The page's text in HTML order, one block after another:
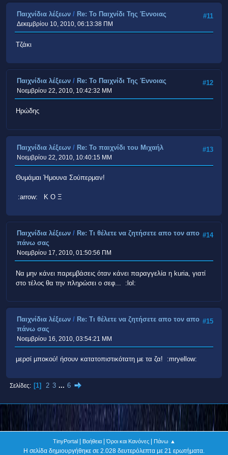
#11
Παιχνίδια λέξεων / Re: Το Παιχνίδι Της Έννοιας
Δεκεμβρίου 10, 2010, 06:13:38 ΠΜ
Τζάκι
#12
Παιχνίδια λέξεων / Re: Το Παιχνίδι Της Έννοιας
Νοεμβρίου 22, 2010, 10:42:32 ΜΜ
Ηρώδης
#13
Παιχνίδια λέξεων / Re: Το παιχνίδι του Μιχαήλ
Νοεμβρίου 22, 2010, 10:40:15 ΜΜ
Θυμάμαι Ήμουνα Σούπερμαν!
:arrow: Κ Ο Ξ
#14
Παιχνίδια λέξεων / Re: Τι θέλετε να ζητήσετε απο τον απο
πάνω σας
Νοεμβρίου 17, 2010, 01:50:56 ΠΜ
Να μην κάνει παρεμβάσεις όταν κάνει παραγγελία η kuria, γιατί
στο τέλος θα την πληρώσει ο σεφ... :lol:
#15
Παιχνίδια λέξεων / Re: Τι θέλετε να ζητήσετε απο τον απο
πάνω σας
Νοεμβρίου 16, 2010, 03:54:21 ΜΜ
μερσί μποκού! ήσουν κατατοπιστικότατη με τα ζα! :mryellow:
Σελίδες 1 2 3 ... 6
TinyPortal| Βοήθεια|Όροι και Κανόνες| Πάνω ▲
Η σελίδα δημιουργήθηκε σε 2.028 δευτερόλεπτα με 21 ερωτήματα.